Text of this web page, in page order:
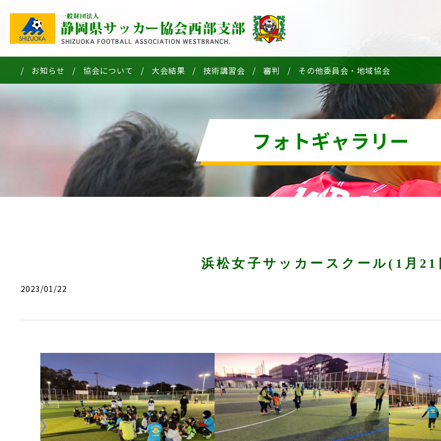
お知らせ 協会について 大会結果 技術講習会 審判 その他委員会・地域協会
フォトギャラリー
浜松女子サッカースクール(1月
2023/01/22